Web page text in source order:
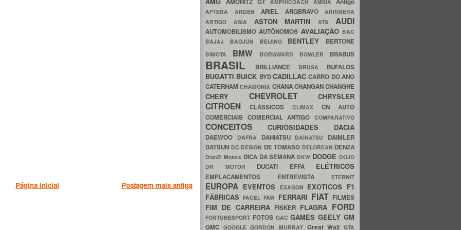
Postagem mais antiga
Página inicial
AMORITZ GT AMPHICOACH AMSIA Antigo
APTERA ARDEN ARIEL ARQBRAVO ARRINERA
ARTIGO ASIA ASTON MARTINATS AUDI
AUTOMOBILISMOAUTÔNOMOS AVALIAÇÃO BAC
BAJAJ BAOJUN BEIJING BENTLEY BERTONE
BIMOTA BMW BORGWARD BOWLER BRABUS
BRASIL BRILLIANCE BRUSA BUFALOS
BUGATTI BUICK BYDCADILLACCARRO DO ANO
CATERHAMCHAMONIX CHANACHANGANCHANGHE
CHERY CHEVROLET CHRYSLER
CITROEN CLÁSSICOS CLIMAX CN AUTO
COMERCIAIS COMERCIAL ANTIGOCOMPARATIVO
CONCEITOS CURIOSIDADES DACIA
DAEWOO DAFRA DAHIATSU DAIHATSU DAIMLER
DATSUN DC DESIGN DE TOMASO DELOREAN DENZA
DianZi Motors DICA DA SEMANA DKW DODGE DOJO
DR MOTOR DUCATI EFFA ELÉTRICOS
EMPLACAMENTOS ENTREVISTA ETERNIT
EUROPA EVENTOS EXAGON EXOTICOS F1
FÁBRICASFACELFAW FERRARI FIAT FILMES
FIM DE CARREIRA FISKER FLAGRA FORD
FORTUNESPORT FOTOS GACGAMESGEELYGM
GMC GOOGLEGORDON MURRAY Great WallGTA